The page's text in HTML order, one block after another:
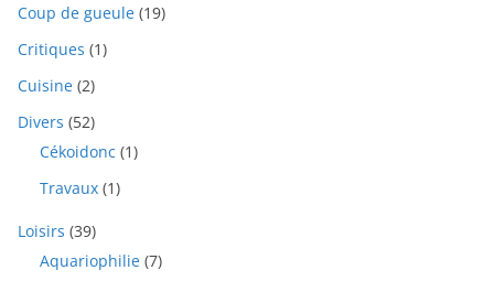
Coup de gueule (19)
Critiques (1)
Cuisine (2)
Divers (52)
Cékoidonc (1)
Travaux (1)
Loisirs (39)
Aquariophilie (7)